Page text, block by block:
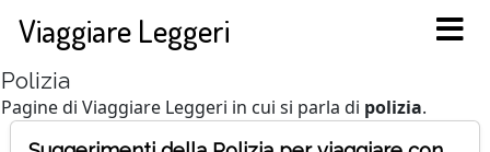
Viaggiare Leggeri
Polizia
Pagine di Viaggiare Leggeri in cui si parla di polizia.